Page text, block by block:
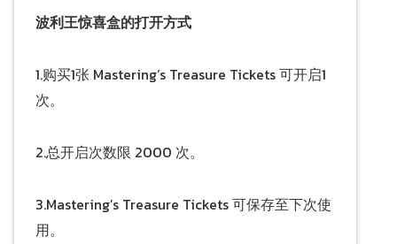
波利王惊喜盒的打开方式
1.购买1张 Mastering’s Treasure Tickets 可开启1
次。
2.总开启次数限 2000 次。
3.Mastering’s Treasure Tickets 可保存至下次使
用。